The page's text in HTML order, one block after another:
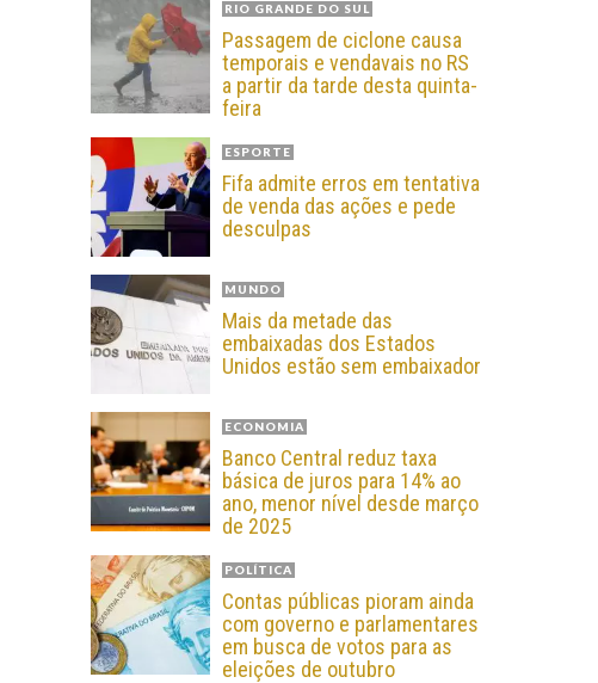
RIO GRANDE DO SUL
Passagem de ciclone causa
temporais e vendavais no RS
a partir da tarde desta quinta-
feira
ESPORTE
Fifa admite erros em tentativa
de venda das ações e pede
desculpas
MUNDO
Mais da metade das
embaixadas dos Estados
Unidos estão sem embaixador
ECONOMIA
Banco Central reduz taxa
básica de juros para 14% ao
ano, menor nível desde março
de 2025
POLÍTICA
Contas públicas pioram ainda
com governo e parlamentares
em busca de votos para as
eleições de outubro